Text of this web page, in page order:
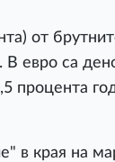
от
В евро са
процента
в края на